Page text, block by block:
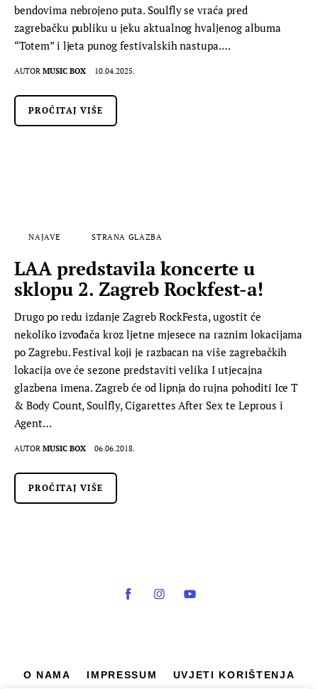
bendovima nebrojeno puta. Soulfly se vraća pred
zagrebačku publiku u jeku aktualnog hvaljenog albuma
“Totem” i ljeta punog festivalskih nastupa.…
AUTOR MUSIC BOX 10.04.2025.
PROČITAJ VIŠE
NAJAVE STRANA GLAZBA
LAA predstavila koncerte u
sklopu 2. Zagreb Rockfest-a!
Drugo po redu izdanje Zagreb RockFesta, ugostit će
nekoliko izvođača kroz ljetne mjesece na raznim lokacijama
po Zagrebu. Festival koji je razbacan na više zagrebačkih
lokacija ove će sezone predstaviti velika I utjecajna
glazbena imena. Zagreb će od lipnja do rujna pohoditi Ice T
& Body Count, Soulfly, Cigarettes After Sex te Leprous i
Agent…
AUTOR MUSIC BOX 06.06.2018.
PROČITAJ VIŠE
O NAMA IMPRESSUM UVJETI KORIŠTENJA